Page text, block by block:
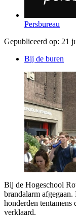
Persbureau
Gepubliceerd op: 21
Bij de buren
Bij de Hogeschool
brandalarm
honderden
verklaard.